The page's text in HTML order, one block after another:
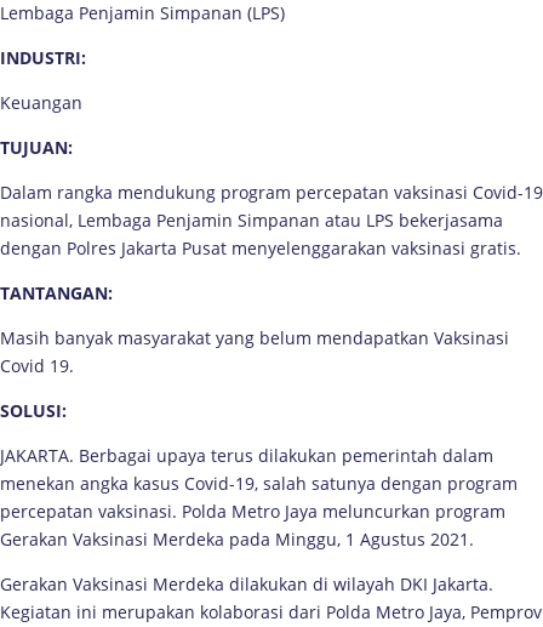
Lembaga Penjamin Simpanan (LPS)
INDUSTRI:
Keuangan
TUJUAN:
Dalam rangka mendukung program percepatan vaksinasi Covid-19
nasional, Lembaga Penjamin Simpanan atau LPS bekerjasama
dengan Polres Jakarta Pusat menyelenggarakan vaksinasi gratis.
TANTANGAN:
Masih banyak masyarakat yang belum mendapatkan Vaksinasi
Covid 19.
SOLUSI:
JAKARTA. Berbagai upaya terus dilakukan pemerintah dalam
menekan angka kasus Covid-19, salah satunya dengan program
percepatan vaksinasi. Polda Metro Jaya meluncurkan program
Gerakan Vaksinasi Merdeka pada Minggu, 1 Agustus 2021.
Gerakan Vaksinasi Merdeka dilakukan di wilayah DKI Jakarta.
Kegiatan ini merupakan kolaborasi dari Polda Metro Jaya, Pemprov